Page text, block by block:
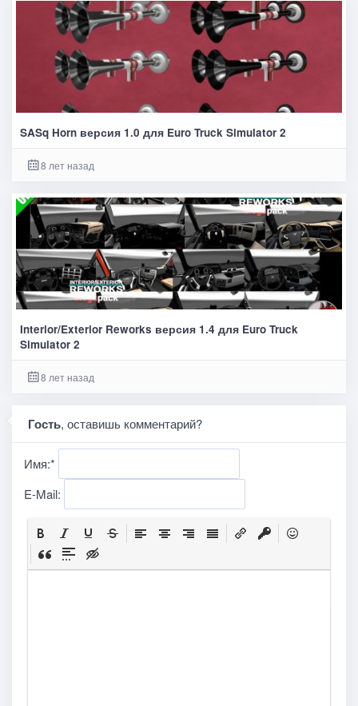
SASq Horn версия 1.0 для Euro Truck Simulator 2
8 лет назад
Interior/Exterior Reworks версия 1.4 для Euro Truck
Simulator 2
8 лет назад
Гость, оставишь комментарий?
Имя:*
E-Mail: